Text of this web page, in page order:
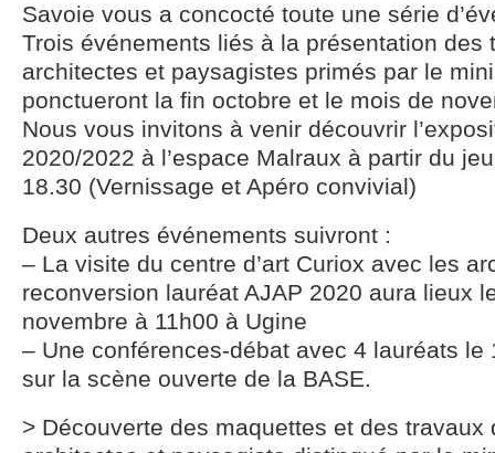
Savoie vous a concocté toute une série
Trois événements liés à la présentation des
architectes et paysagistes primés par le
ponctueront la fin octobre et le mois de
Nous vous invitons à venir découvrir
2020/2022 à l’espace Malraux à partir du
18.30 (Vernissage et Apéro convivial)
Deux autres événements suivront :
– La visite du centre d’art Curiox avec les
reconversion lauréat AJAP 2020 aura lieux
novembre à 11h00 à Ugine
– Une conférences-débat avec 4 lauréats le
sur la scène ouverte de la BASE.
> Découverte des maquettes et des travaux